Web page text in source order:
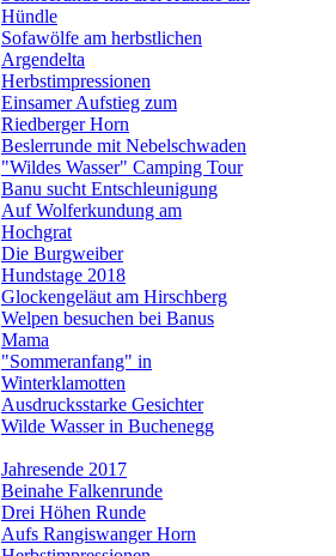
Hündle
Sofawölfe am herbstlichen
Argendelta
Herbstimpressionen
Einsamer Aufstieg zum
Riedberger Horn
Beslerrunde mit Nebelschwaden
"Wildes Wasser" Camping Tour
Banu sucht Entschleunigung
Auf Wolferkundung am
Hochgrat
Die Burgweiber
Hundstage 2018
Glockengeläut am Hirschberg
Welpen besuchen bei Banus
Mama
"Sommeranfang" in
Winterklamotten
Ausdrucksstarke Gesichter
Wilde Wasser in Buchenegg
Jahresende 2017
Beinahe Falkenrunde
Drei Höhen Runde
Aufs Rangiswanger Horn